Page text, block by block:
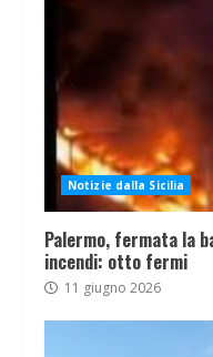
Notizie dalla Sicilia
Palermo, fermata la
incendi: otto fermi
11 giugno 2026